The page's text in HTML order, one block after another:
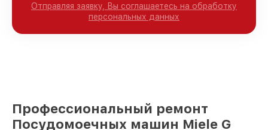
Отправляя заявку, Вы соглашаетесь на обработку
персональных данных
Профессиональный ремонт
Посудомоечных машин Miele G